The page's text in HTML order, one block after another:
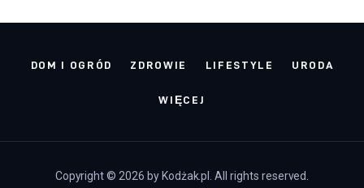
DOM I OGRÓD ZDROWIE LIFESTYLE URODA
WIĘCEJ
Copyright © 2026 by Kodżak.pl. All rights reserved.